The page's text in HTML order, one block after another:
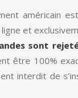
américain
et
sont
être 100%
interdit de